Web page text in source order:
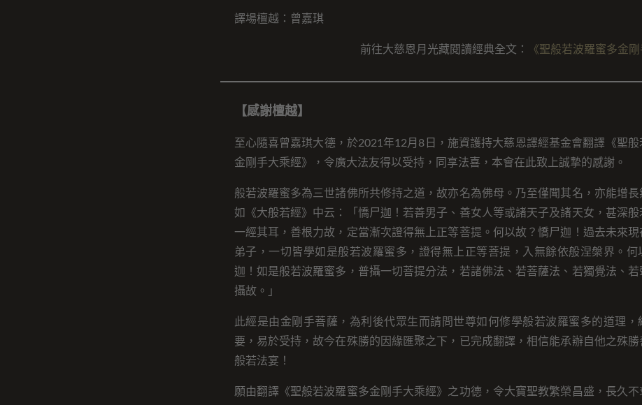
譯場檀越：曾嘉琪
前往大慈恩月光藏閱讀經典全文： 《聖般若波羅蜜多金剛
【感謝檀越】
至心隨喜曾嘉琪大德，於2021年12月8日，施資護持大慈恩譯經基金會翻譯《聖般
金剛手大乘經》，令廣大法友得以受持，同享法喜，本會在此致上誠摯的感謝。
般若波羅蜜多為三世諸佛所共修持之道，故亦名為佛母。乃至僅聞其名，亦能增長
如《大般若經》中云：「憍尸迦！若善男子、善女人等或諸天子及諸天女，甚深般
一經其耳，善根力故，定當漸次證得無上正等菩提。何以故？憍尸迦！過去未來現
弟子，一切皆學如是般若波羅蜜多，證得無上正等菩提，入無餘依般涅槃界。何
迦！如是般若波羅蜜多，普攝一切菩提分法，若諸佛法、若菩薩法、若獨覺法、若
攝故。」
此經是由金剛手菩薩，為利後代眾生而請問世尊如何修學般若波羅蜜多的道理，
要，易於受持，故今在殊勝的因緣匯聚之下，已完成翻譯，相信能承辦自他之殊勝
般若法宴！
願由翻譯《聖般若波羅蜜多金剛手大乘經》之功德，令大寶聖教繁榮昌盛，長久不